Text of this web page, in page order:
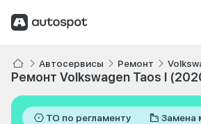
Автосервисы Ремонт
Ремонт Volkswagen Taos I
ТО по регламенту Замена